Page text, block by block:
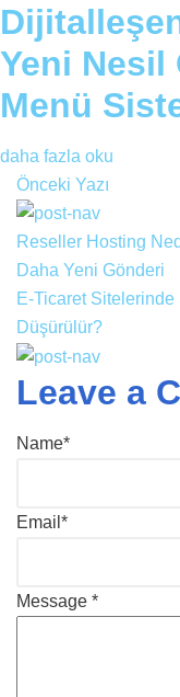
Yeni Nesil
Menü
daha fazla oku
Önceki Yazı
Reseller Hosting
Daha Yeni Gönderi
E-Ticaret Sitelerinde
Düşürülür?
Leave a
Name*
Email*
Message *